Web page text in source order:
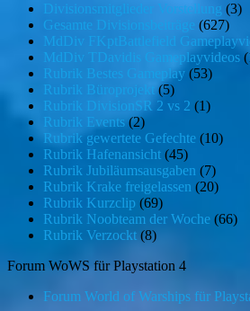
Divisionsmitglieder Vorstellung (3)
Gesamte Divisionsbeiträge (627)
MdDiv FKptBattlefield
MdDiv TDavidis Gameplayvideos
Rubrik Bestes Gameplay (53)
Rubrik Büroprojekt
(5)
Rubrik DivisionSR 2 vs 2 (1)
Rubrik Events (2)
Rubrik gewertete Gefechte (10)
Rubrik Hafenansicht (45)
Rubrik Jubiläumsausgaben (7)
Rubrik Krake freigelassen (20)
Rubrik Kurzclip (69)
Rubrik Noobteam der Woche (66)
Rubrik Verzockt (8)
Forum WoWS für Playstation 4
Forum World of Warships für